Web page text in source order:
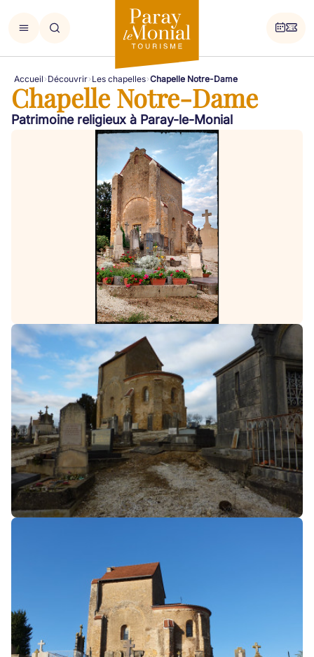
Accueil Découvrir Les chapelles Chapelle Notre-Dame
Chapelle Notre-Dame
Patrimoine religieux à Paray-le-Monial